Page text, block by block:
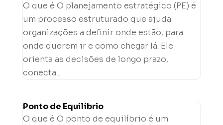
O que é O planejamento estratégico (PE) é
um processo estruturado que ajuda
organizações a definir onde estão, para
onde querem ir e como chegar lá. Ele
orienta as decisões de longo prazo,
conecta...
Ponto de Equilíbrio
O que é O ponto de equilíbrio é um